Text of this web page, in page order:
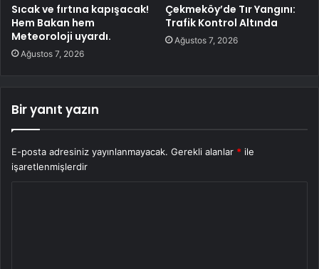
Sıcak ve fırtına kapışacak!
Hem Bakan hem
Meteoroloji uyardı.
Ağustos 7, 2026
Çekmeköy’de Tır Yangını:
Trafik Kontrol Altında
Ağustos 7, 2026
Bir yanıt yazın
E-posta adresiniz yayınlanmayacak. Gerekli alanlar * ile
işaretlenmişlerdir